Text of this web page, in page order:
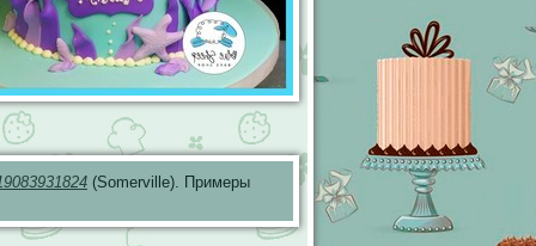
(Somerville). Примеры